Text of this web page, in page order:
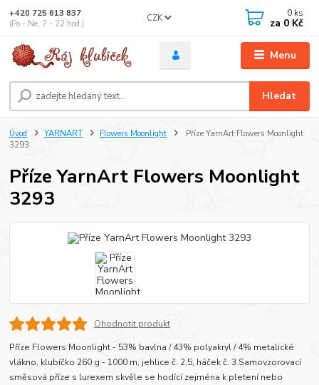
Menu
CZK
Hledat
+420 725 613 837
(Po - Ne, 7 - 22 hod.)
0 ks
za 0 Kč
Úvod YARNART Flowers Moonlight
Příze YarnArt Flowers Moonlight
3293
Příze YarnArt Flowers Moonlight
3293
Ohodnotit produkt
Příze Flowers Moonlight - 53% bavlna / 43% polyakryl / 4% metalické
vlákno, klubíčko 260 g - 1000 m, jehlice č. 2,5, háček č. 3 Samovzorovací
směsová příze s lurexem skvěle se hodící zejména k pletení nebo